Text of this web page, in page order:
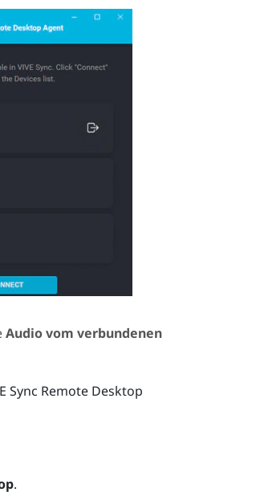
Audio vom verbundenen
Sync Remote Desktop
.